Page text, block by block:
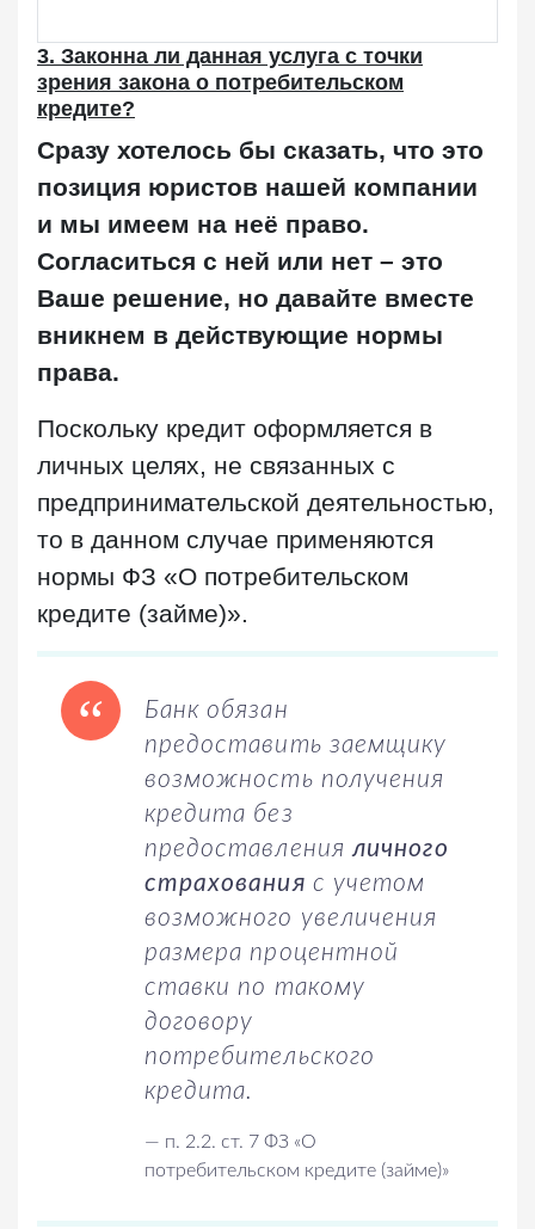
3. Законна ли данная услуга с точки
зрения закона о потребительском
кредите?
Сразу хотелось бы сказать, что это
позиция юристов нашей компании
и мы имеем на неё право.
Согласиться с ней или нет – это
Ваше решение, но давайте вместе
вникнем в действующие нормы
права.
Поскольку кредит оформляется в
личных целях, не связанных с
предпринимательской деятельностью,
то в данном случае применяются
нормы ФЗ «О потребительском
кредите (займе)».
Банк обязан
предоставить заемщику
возможность получения
кредита без
предоставления личного
страхования с учетом
возможного увеличения
размера процентной
ставки по такому
договору
потребительского
кредита.
— п. 2.2. ст. 7 ФЗ «О
потребительском кредите (займе)»